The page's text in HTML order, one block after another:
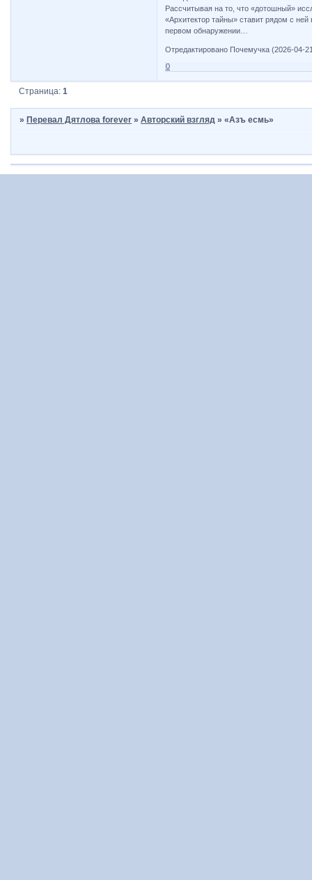
Рассчитывая на то, что «дотошный»
«Архитектор тайны» ставит рядом с ней
первом обнаружении…
Отредактировано Почемучка (2026-04-
0
Страница:1
» Перевал Дятлова forever »Авторский взгляд »«Азъ есмь»